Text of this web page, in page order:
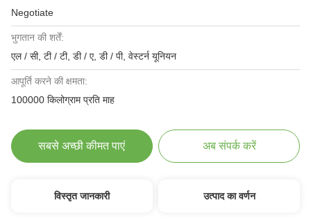
Negotiate
भुगतान की शर्तें:
एल / सी, टी / टी, डी / ए, डी / पी, वेस्टर्न यूनियन
आपूर्ति करने की क्षमता:
100000 किलोग्राम प्रति माह
सबसे अच्छी कीमत पाएं अब संपर्क करें
विस्तृत जानकारी उत्पाद का वर्णन